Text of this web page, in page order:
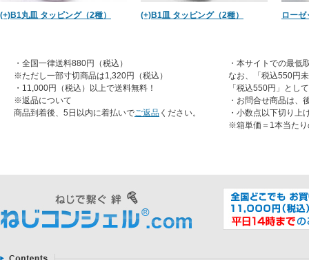
(+)B1丸皿 タッピング（2種） (+)B1皿 タッピング（2種） ロー
・全国一律送料880円（税込）
※ただし一部寸切商品は1,320円（税込）
・11,000円（税込）以上で送料無料！
※返品について
商品到着後、5日以内に着払いでご返品 ください。
・本サイトでの最低
なお、「税込550円
「税込550円」とし
・お問合せ商品は、
・小数点以下切り上
※箱単価＝1本当たり